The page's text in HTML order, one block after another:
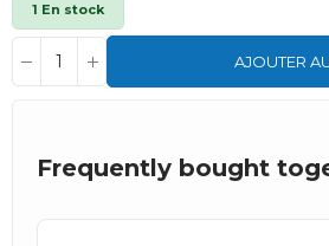
1 En stock
AJOUTER
Frequently bought